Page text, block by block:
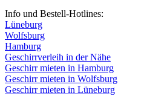
Info und Bestell-Hotlines:
Lüneburg
Wolfsburg
Hamburg
Geschirrverleih in der Nähe
Geschirr mieten in Hamburg
Geschirr mieten in Wolfsburg
Geschirr mieten in Lüneburg